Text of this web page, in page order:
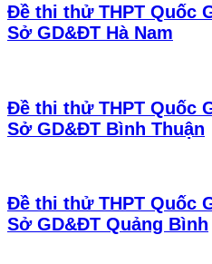
Đề thi thử THPT Quốc
Sở GD&ĐT Hà Nam
Đề thi thử THPT Quốc
Sở GD&ĐT Bình Thuận
Đề thi thử THPT Quốc
Sở GD&ĐT Quảng Bình